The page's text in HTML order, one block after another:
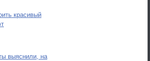
красивый
выяснили, на